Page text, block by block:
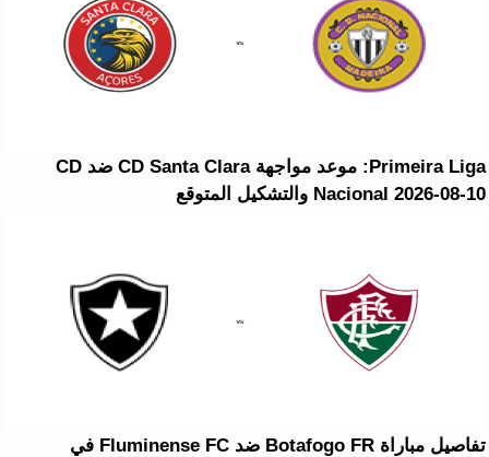
Primeira Liga: موعد مواجهة CD Santa Clara ضد CD
Nacional 2026-08-10 والتشكيل المتوقع
تفاصيل مباراة Botafogo FR ضد Fluminense FC في